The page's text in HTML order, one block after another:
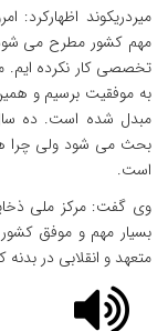
میردریکوند اظهارکرد:
مهم کشور مطرح می
تخصصی کار نکرده ایم.
به موفقیت برسیم و
مبدل شده است. ده
بحث می شود ولی چرا
است.
وی گفت: مرکز ملی
بسیار مهم و موفق
متعهد و انقلابی در